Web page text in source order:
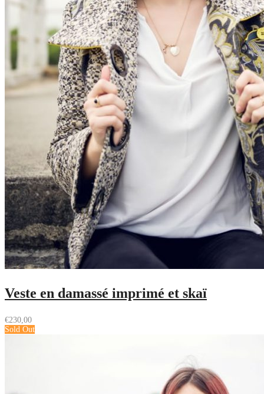
Veste en damassé imprimé et skaï
€230,00
Sold Out